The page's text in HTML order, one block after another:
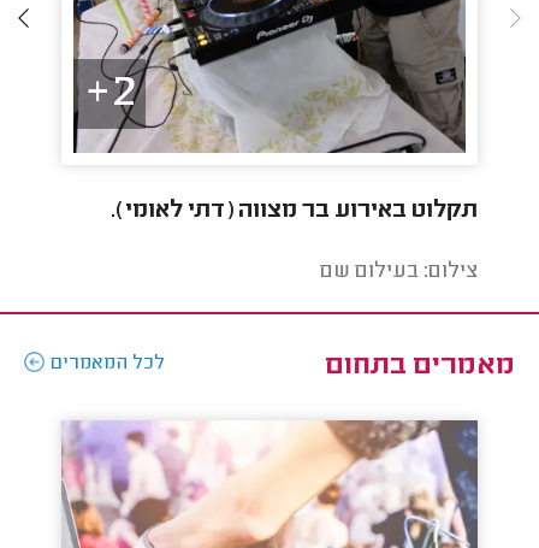
2+
תקלוט באירוע בר מצווה (דתי לאומי).
צילום: בעילום שם
מאמרים בתחום לכל המאמרים